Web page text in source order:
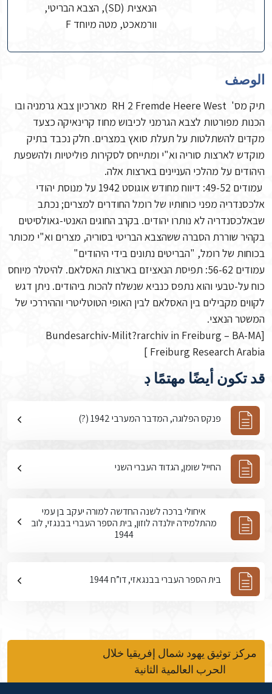
הנאצית (SD), הצבא הבריטי,
וורמאכט, מטה מיוחד F
الوصف
תיק מס' RH 2 Fremde Heere West מארכיון צבא גרמניה ובו
הכנות מפורטות לצבא הגרמני לכיבוש מחוז קרינאיקה כצעד
מקדים להשתלטות על תעלת סואץ במצרים. חלק נכבד בתיק
מוקדש לארצות סוריה וא"י ומתייחס לסקירות פוליטיות ולהשפעת
היהודים על מהלכי העניינים בארצות אלה.
עמודים 49-52: דיווח מחודש אוגוסט 1942 על מנוסת יהודי
אלכסנדריה מפני כוחותיו של רומל החודרים למצרים; נכתב
שבאלכסנדריה לא נותרו יהודים. בקרב החוגים האנטי-גאולסיטים
בקהיר שוררת הסברה ששהצבא הבריטי בסוריה, מצרים וא"י מכותר
בכוחות של רומל, "הבריטים נתונים בידי היהודים"
עמודים 56-62: תפיסת הנאציזם בארצות האסלאם. להיטלר מיוחס
כוח על-טבעי והוא נתפס כנביא שנשלח להכות ביהודים. ניתן דגש
לקווים מקבילים בין האסלאם לבין האופי הטוטליטרי וההיררכי של
המשטר הנאצי.
[Bundesarchiv-Milit?rarchiv in Freiburg – BA-MA
Freiburg Research Arabia ]
قد تكون أيضًا مهتمًا ڊ
פנקס הפלוגה, המדבר המערבי 1942 (?)
החייל שומן, הגדוד העברי השני
איחולי ברכה לשנה החדשה למורה יעקב בן עמי
מהתלמידה יולנדה לוזון, בית הספר העברי בבנגזי, לוב
1944
בית הספר העברי בבנגאזי, דו”ח 1944
مركز توثيق يهود شمال إفريقيا خلال
الحرب العالمية الثانية